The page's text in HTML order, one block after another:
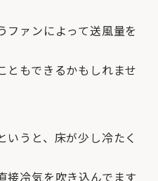
ファンによって送風量を
ともできるかもしれませ
いうと、床が少し冷たく
接冷気を吹き込んでます